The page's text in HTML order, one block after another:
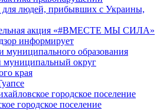
людей, прибывших с Украины,
акция «#ВМЕСТЕ МЫ СИЛА»
информирует
муниципального образования
муниципальный округ
края
городское поселение
городское поселение